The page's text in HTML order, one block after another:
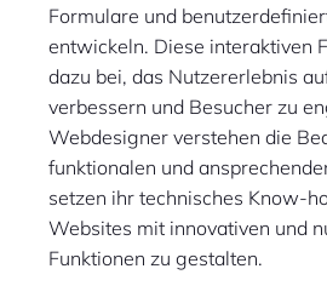
Formulare und
entwickeln. Diese interaktiven
dazu bei, das Nutzererlebnis
verbessern und Besucher zu
Webdesigner verstehen die
funktionalen und
setzen ihr technisches Know-
Websites mit innovativen und
Funktionen zu gestalten.